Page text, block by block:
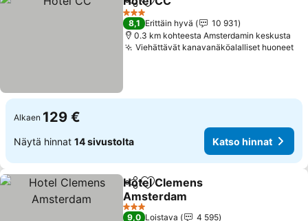
Jaa Lisää suosikkeihin
3 Tähtiluokitus
8,1 Erittäin hyvä
10 931
0.3 km kohteesta Amsterdamin keskusta
Viehättävät kanavanäköalalliset huoneet
Alkaen 129 €
Näytä hinnat 14 sivustolta Katso hinnat
Jaa Lisää suosikkeihin
Hotel Clemens
Amsterdam
Katso hinnat
3 Tähtiluokitus
9,0 Loistava
4 595